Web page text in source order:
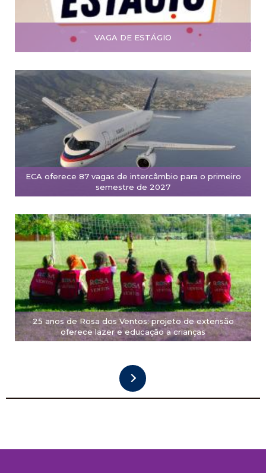
VAGA DE ESTÁGIO
ECA oferece 87 vagas de intercâmbio para o primeiro
semestre de 2027
25 anos de Rosa dos Ventos: projeto de extensão
oferece lazer e educação a crianças